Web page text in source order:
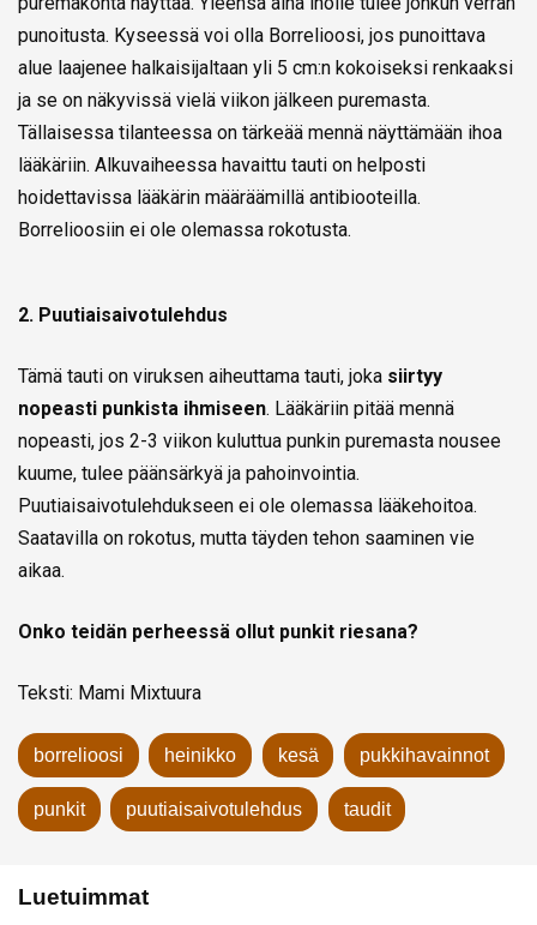
punoitusta. Kyseessä voi olla Borrelioosi, jos punoittava
alue laajenee halkaisijaltaan yli 5 cm:n kokoiseksi renkaaksi
ja se on näkyvissä vielä viikon jälkeen puremasta.
Tällaisessa tilanteessa on tärkeää mennä näyttämään ihoa
lääkäriin. Alkuvaiheessa havaittu tauti on helposti
hoidettavissa lääkärin määräämillä antibiooteilla.
Borrelioosiin ei ole olemassa rokotusta.
2. Puutiaisaivotulehdus
Tämä tauti on viruksen aiheuttama tauti, joka siirtyy
nopeasti punkista ihmiseen. Lääkäriin pitää mennä
nopeasti, jos 2-3 viikon kuluttua punkin puremasta nousee
kuume, tulee päänsärkyä ja pahoinvointia.
Puutiaisaivotulehdukseen ei ole olemassa lääkehoitoa.
Saatavilla on rokotus, mutta täyden tehon saaminen vie
aikaa.
Onko teidän perheessä ollut punkit riesana?
Teksti: Mami Mixtuura
borrelioosi heinikko kesä pukkihavainnot
punkit puutiaisaivotulehdus taudit
Luetuimmat